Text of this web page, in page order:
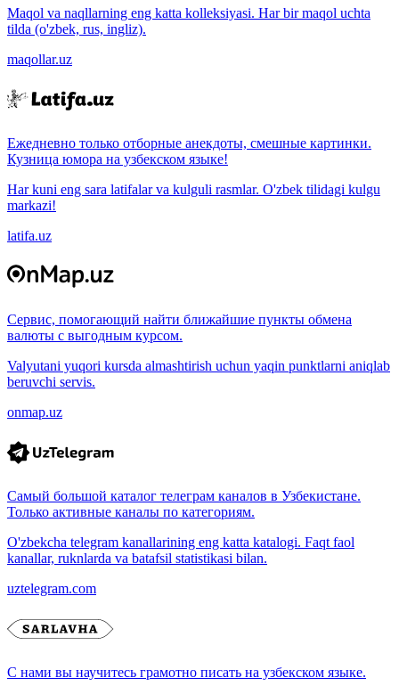
Maqol va naqllarning eng katta kolleksiyasi. Har bir maqol uchta
tilda (o'zbek, rus, ingliz).
maqollar.uz
Ежедневно только отборные анекдоты, смешные картинки.
Кузница юмора на узбекском языке!
Har kuni eng sara latifalar va kulguli rasmlar. O'zbek tilidagi kulgu
markazi!
latifa.uz
Сервис, помогающий найти ближайшие пункты обмена
валюты с выгодным курсом.
Valyutani yuqori kursda almashtirish uchun yaqin punktlarni aniqlab
beruvchi servis.
onmap.uz
Самый большой каталог телеграм каналов в Узбекистане.
Только активные каналы по категориям.
O'zbekcha telegram kanallarining eng katta katalogi. Faqt faol
kanallar, ruknlarda va batafsil statistikasi bilan.
uztelegram.com
С нами вы научитесь грамотно писать на узбекском языке.